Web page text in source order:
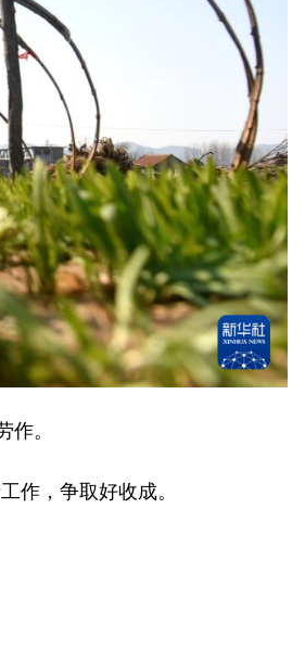
。
，争取好收成。